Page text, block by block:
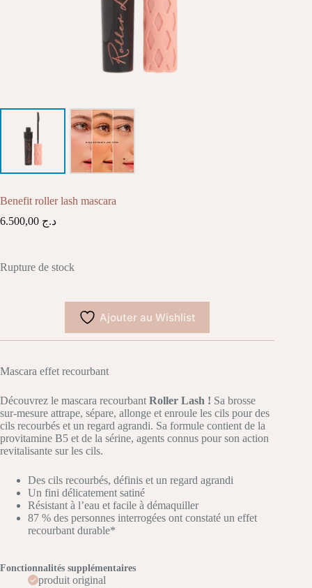
Benefit roller lash mascara
د.ج
Rupture de stock
Ajouter au Wishlist
Mascara effet recourbant
Découvrez le mascara recourbant Roller Lash ! Sa brosse
sur-mesure attrape, sépare, allonge et enroule les cils pour des
cils recourbés et un regard agrandi. Sa formule contient de la
provitamine B5 et de la sérine, agents connus pour son action
revitalisante sur les cils.
Des cils recourbés, définis et un regard agrandi
Un fini délicatement satiné
Résistant à l’eau et facile à démaquiller
87 % des personnes interrogées ont constaté un effet
recourbant durable*
Fonctionnalités supplémentaires
produit original